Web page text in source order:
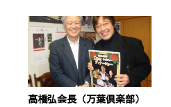
高橋弘会長（万葉倶楽部）